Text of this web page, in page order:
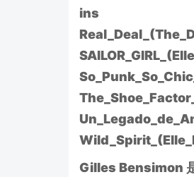
ins
Gilles Bensimon